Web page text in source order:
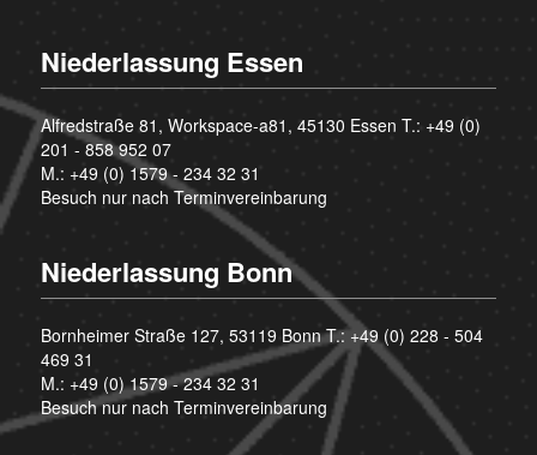
Niederlassung Essen
Alfredstraße 81, Workspace-a81, 45130 Essen T.: +49 (0)
201 - 858 952 07
M.: +49 (0) 1579 - 234 32 31
Besuch nur nach Terminvereinbarung
Niederlassung Bonn
Bornheimer Straße 127, 53119 Bonn T.:+49 (0) 228 - 504
469 31
M.: +49 (0) 1579 - 234 32 31
Besuch nur nach Terminvereinbarung